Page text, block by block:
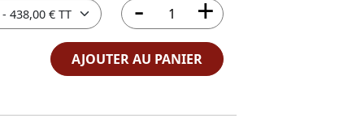
AJOUTER AU PANIER